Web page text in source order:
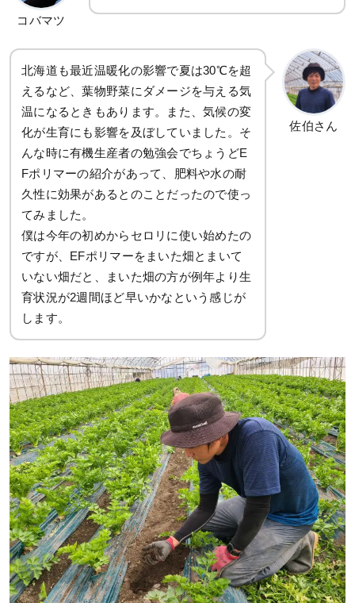
コバマツ
北海道も最近温暖化の影響で夏は30℃を超
えるなど、葉物野菜にダメージを与える気
温になるときもあります。また、気候の変
化が生育にも影響を及ぼしていました。そ
んな時に有機生産者の勉強会でちょうどE
Fポリマーの紹介があって、肥料や水の耐
久性に効果があるとのことだったので使っ
てみました。
僕は今年の初めからセロリに使い始めたの
ですが、EFポリマーをまいた畑とまいて
いない畑だと、まいた畑の方が例年より生
育状況が2週間ほど早いかなという感じが
します。
佐伯さん